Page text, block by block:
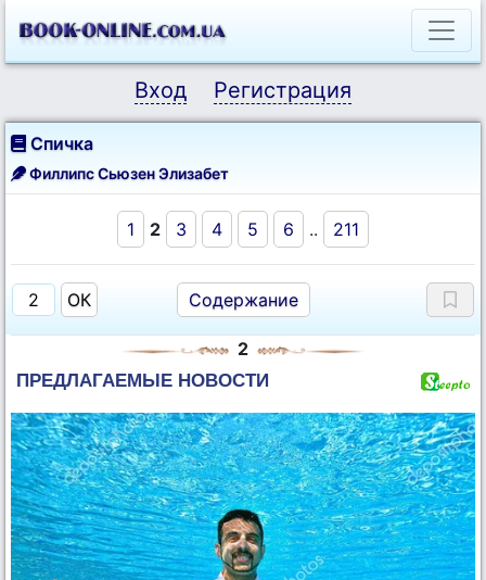
Вход Регистрация
Спичка
Филлипс Сьюзен Элизабет
1 2 3 4 5 6 .. 211
Содержание
2